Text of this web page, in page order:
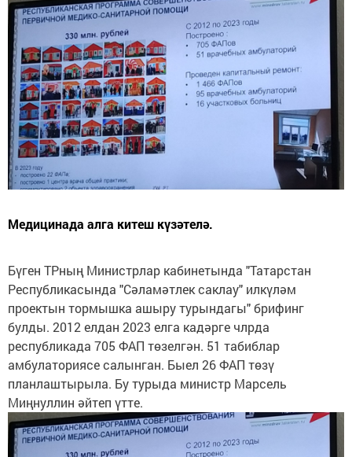
Медицинада алга китеш күзәтелә.
Бүген ТРның Министрлар кабинетында "Татарстан
Республикасында "Сәламәтлек саклау" илкүләм
проектын тормышка ашыру турындагы" брифинг
булды. 2012 елдан 2023 елга кадәрге члрда
республикада 705 ФАП төзелгән. 51 табиблар
амбулаториясе салынган. Быел 26 ФАП төзү
планлаштырыла. Бу турыда министр Марсель
Миңнуллин әйтеп үтте.